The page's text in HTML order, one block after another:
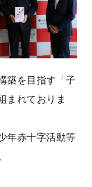
築を目指す「子
まれておりま
年赤十字活動等